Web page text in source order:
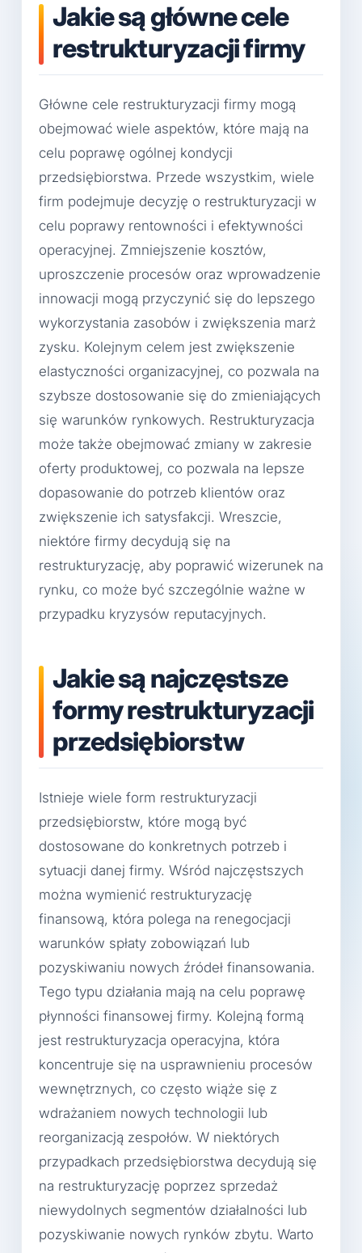
Jakie są główne cele
restrukturyzacji firmy
Główne cele restrukturyzacji firmy mogą
obejmować wiele aspektów, które mają na
celu poprawę ogólnej kondycji
przedsiębiorstwa. Przede wszystkim, wiele
firm podejmuje decyzję o restrukturyzacji w
celu poprawy rentowności i efektywności
operacyjnej. Zmniejszenie kosztów,
uproszczenie procesów oraz wprowadzenie
innowacji mogą przyczynić się do lepszego
wykorzystania zasobów i zwiększenia marż
zysku. Kolejnym celem jest zwiększenie
elastyczności organizacyjnej, co pozwala na
szybsze dostosowanie się do zmieniających
się warunków rynkowych. Restrukturyzacja
może także obejmować zmiany w zakresie
oferty produktowej, co pozwala na lepsze
dopasowanie do potrzeb klientów oraz
zwiększenie ich satysfakcji. Wreszcie,
niektóre firmy decydują się na
restrukturyzację, aby poprawić wizerunek na
rynku, co może być szczególnie ważne w
przypadku kryzysów reputacyjnych.
Jakie są najczęstsze
formy restrukturyzacji
przedsiębiorstw
Istnieje wiele form restrukturyzacji
przedsiębiorstw, które mogą być
dostosowane do konkretnych potrzeb i
sytuacji danej firmy. Wśród najczęstszych
można wymienić restrukturyzację
finansową, która polega na renegocjacji
warunków spłaty zobowiązań lub
pozyskiwaniu nowych źródeł finansowania.
Tego typu działania mają na celu poprawę
płynności finansowej firmy. Kolejną formą
jest restrukturyzacja operacyjna, która
koncentruje się na usprawnieniu procesów
wewnętrznych, co często wiąże się z
wdrażaniem nowych technologii lub
reorganizacją zespołów. W niektórych
przypadkach przedsiębiorstwa decydują się
na restrukturyzację poprzez sprzedaż
niewydolnych segmentów działalności lub
pozyskiwanie nowych rynków zbytu. Warto